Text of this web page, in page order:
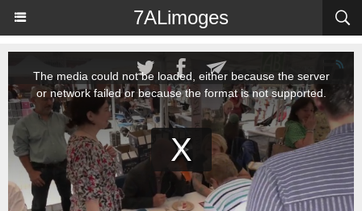
7ALimoges